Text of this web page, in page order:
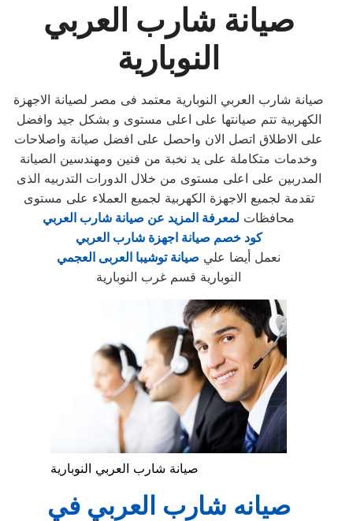
صيانة شارب العربي
النوبارية
صيانة شارب العربي النوبارية معتمد فى مصر لصيانة الاجهزة
الكهربية تتم صيانتها على اعلى مستوى و بشكل جيد وافضل
على الاطلاق اتصل الان واحصل على افضل صيانة واصلاحات
وخدمات متكاملة على يد نخبة من فنين ومهندسين الصيانة
المدربين على اعلى مستوى من خلال الدورات التدربيه الذى
تقدمة لجميع الاجهزة الكهربية لجميع العملاء على مستوى
محافظات لمعرفة المزيد عن صيانة شارب العربي
كود خصم صيانة اجهزة شارب العربي
نعمل أيضا علي صيانة توشيبا العربى العجمي
النوبارية قسم غرب النوبارية
صيانة شارب العربي النوبارية
صيانه شارب العربي في